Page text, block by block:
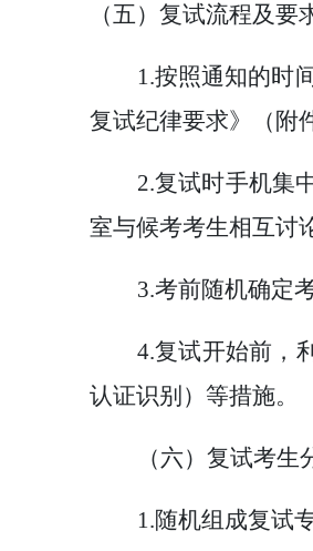
（五）复试流程及要
1.按照通知的时
复试纪律要求》（附
2.复试时手机集
室与候考考生相互讨
3.考前随机确定
4.复试开始前，
认证识别）等措施。
（六）复试考生
1.随机组成复试